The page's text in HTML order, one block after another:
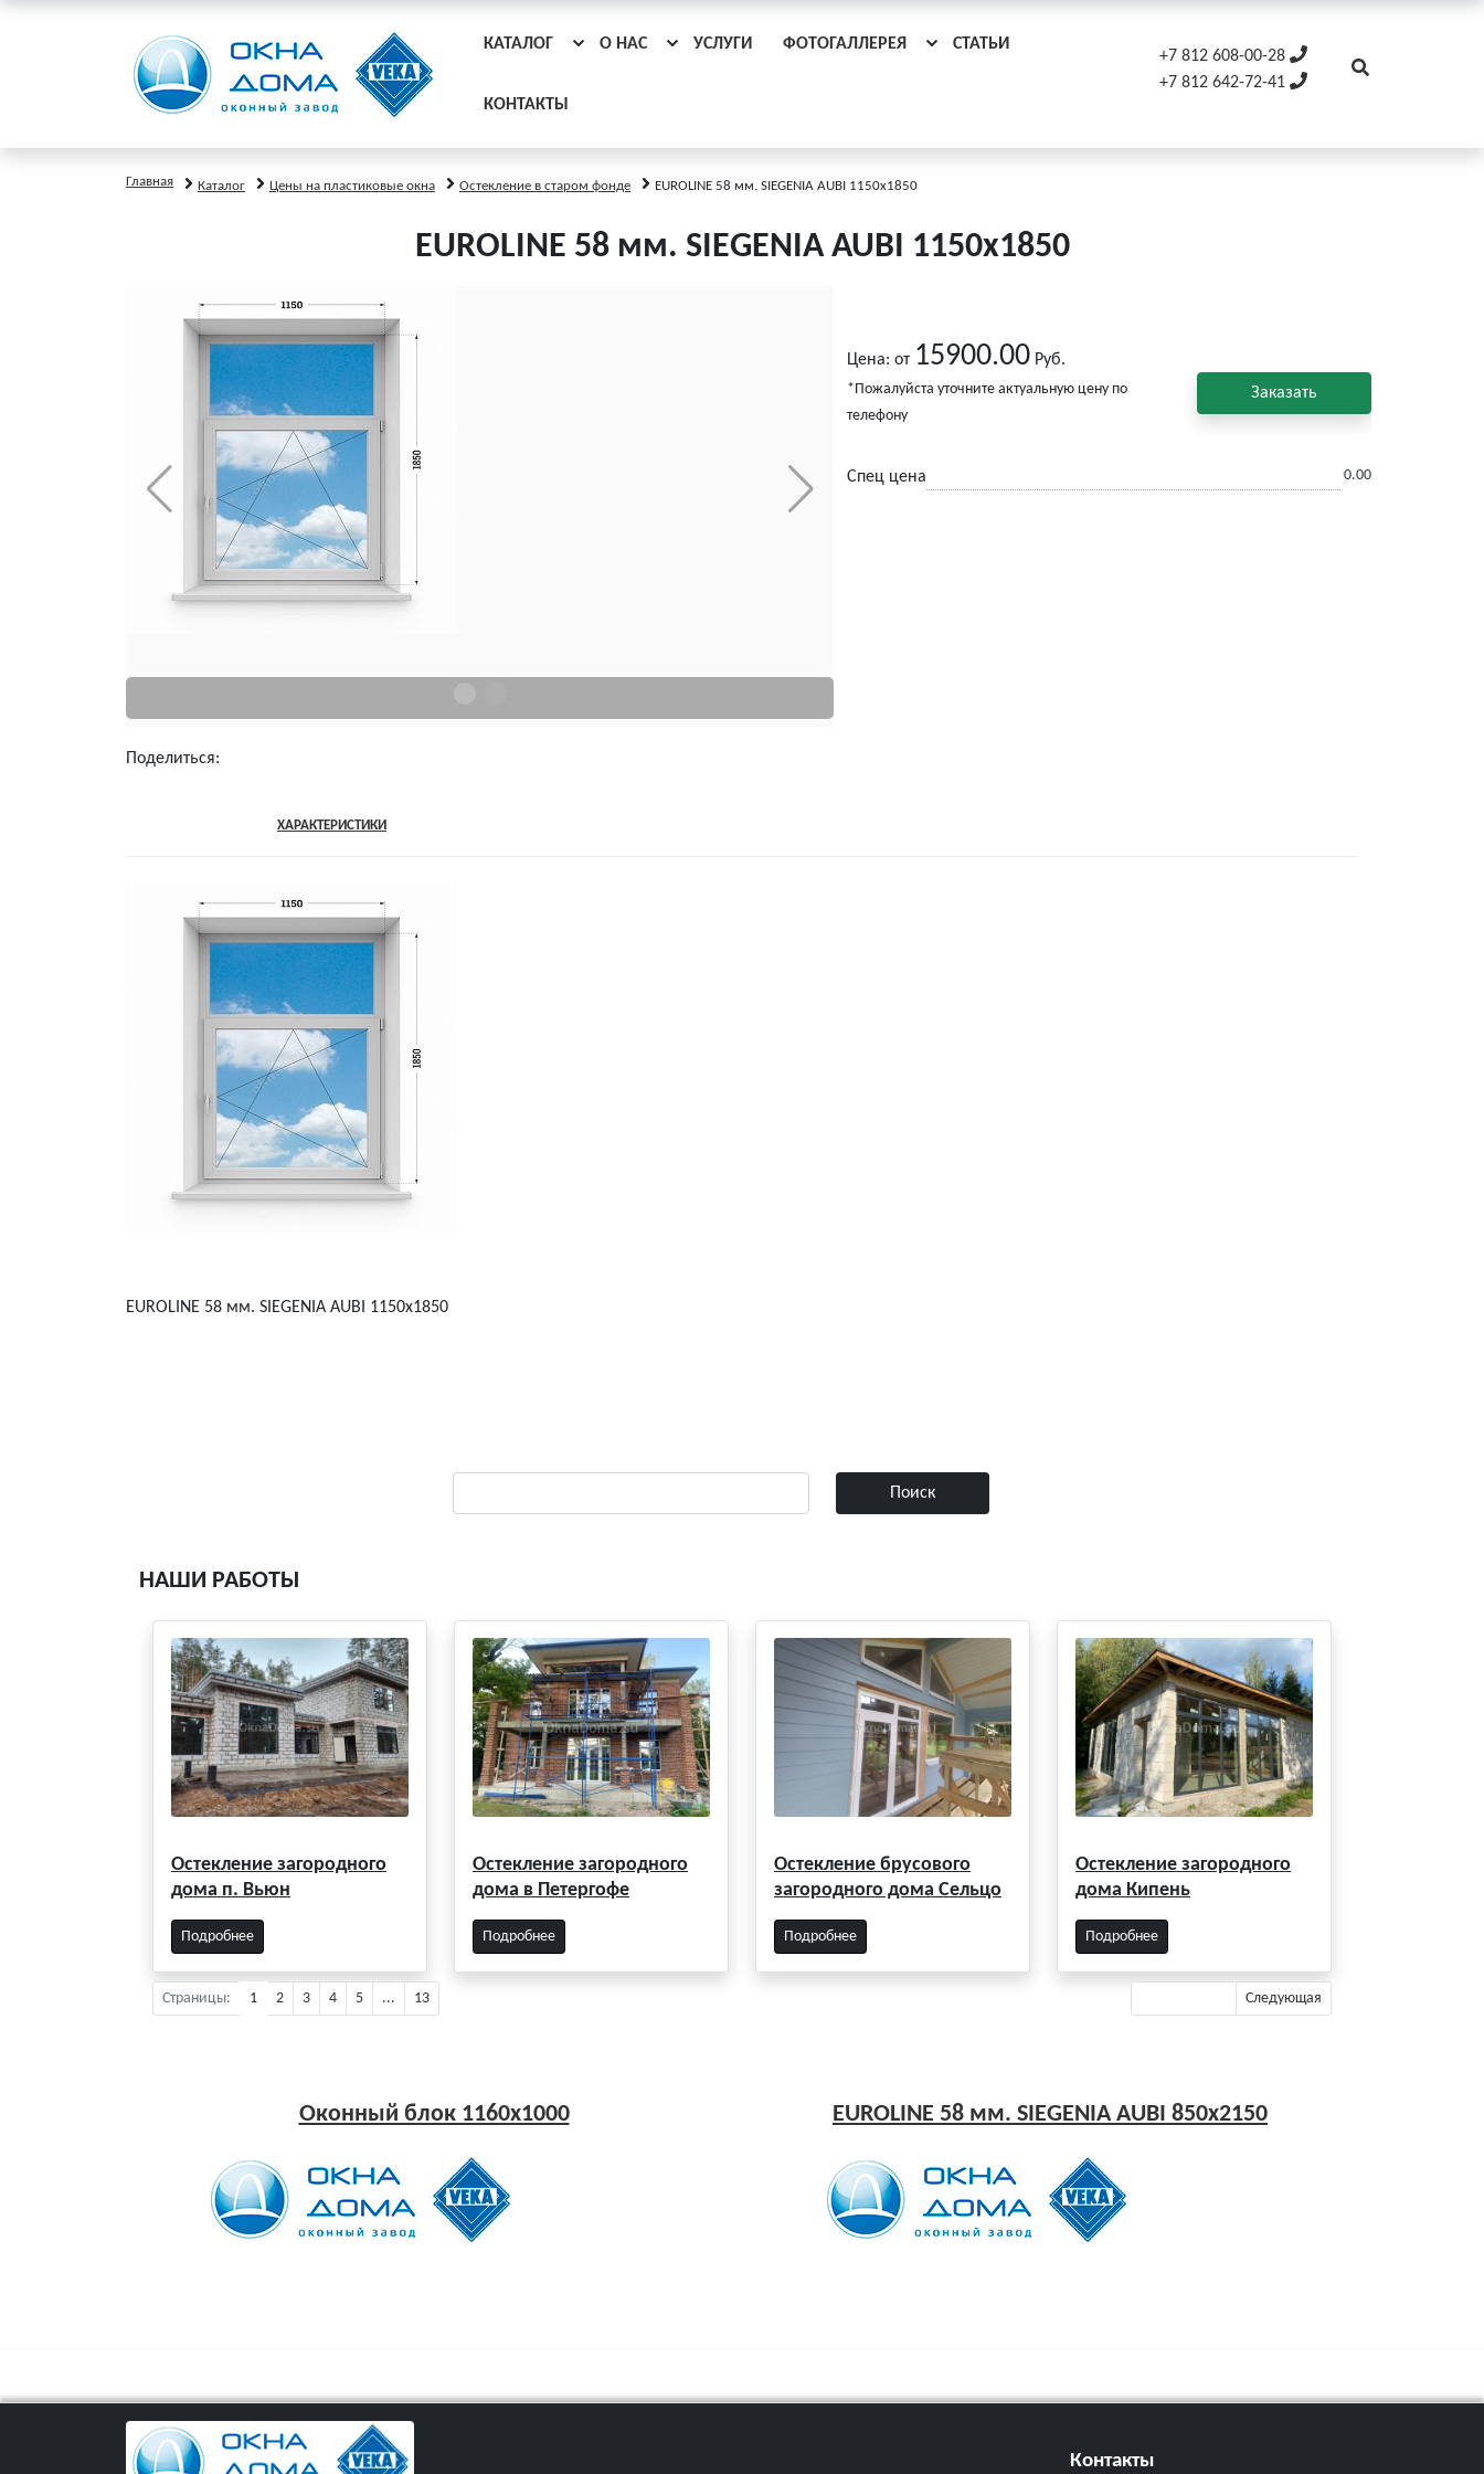
КАТАЛОГ О НАС УСЛУГИ ФОТОГАЛЛЕРЕЯ СТАТЬИ
КОНТАКТЫ
+7 812 608-00-28
+7 812 642-72-41
Главная Каталог Цены на пластиковые окна Остекление в старом фонде EUROLINE 58 мм. SIEGENIA AUBI 1150x1850
EUROLINE 58 мм. SIEGENIA AUBI 1150x1850
Поделиться:
Цена: от 15900.00 Руб.
*Пожалуйста уточните актуальную цену по
телефону
Заказать
Спец цена 0.00
ХАРАКТЕРИСТИКИ
EUROLINE 58 мм. SIEGENIA AUBI 1150x1850
НАШИ РАБОТЫ
Остекление загородного
дома п. Вьюн
Подробнее
Остекление загородного
дома в Петергофе
Подробнее
Остекление брусового
загородного дома Сельцо
Подробнее
Остекление загородного
дома Кипень
Подробнее
Страницы: 1 2 3 4 5 ... 13 Следующая
Оконный блок 1160x1000 EUROLINE 58 мм. SIEGENIA AUBI 850x2150
Контакты